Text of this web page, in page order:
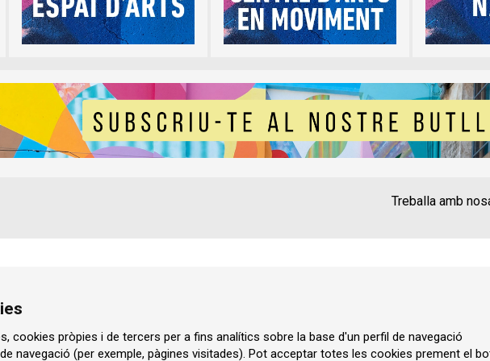
Treballa amb
cookies pròpies i de tercers per a fins analítics sobre la base d'un perfil de navegació
navegació (per exemple, pàgines visitades). Pot acceptar totes les cookies prement el